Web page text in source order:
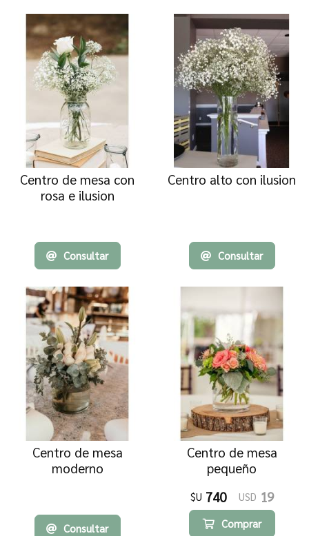
Centro de mesa con
rosa e ilusion
Consultar
Centro alto con ilusion
Consultar
Centro de mesa
moderno
Consultar
Centro de mesa
pequeño
$U 740 USD 19
Comprar